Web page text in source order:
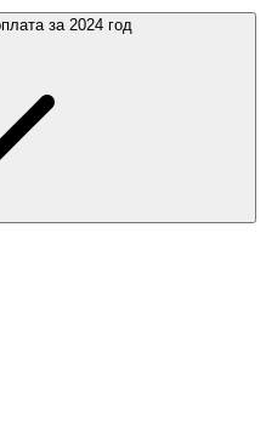
за 2024 год